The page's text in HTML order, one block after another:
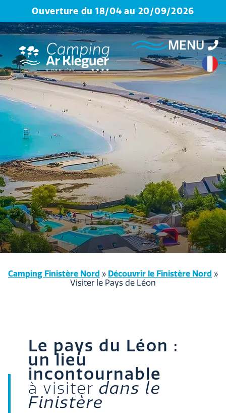
Ouverture du 18/04 au 20/09/2026
MENU
Camping Finistère Nord » Découvrir le Finistère Nord »
Visiter le Pays de Léon
Le pays du Léon :
un lieu
incontournable
à visiter dans le
Finistère